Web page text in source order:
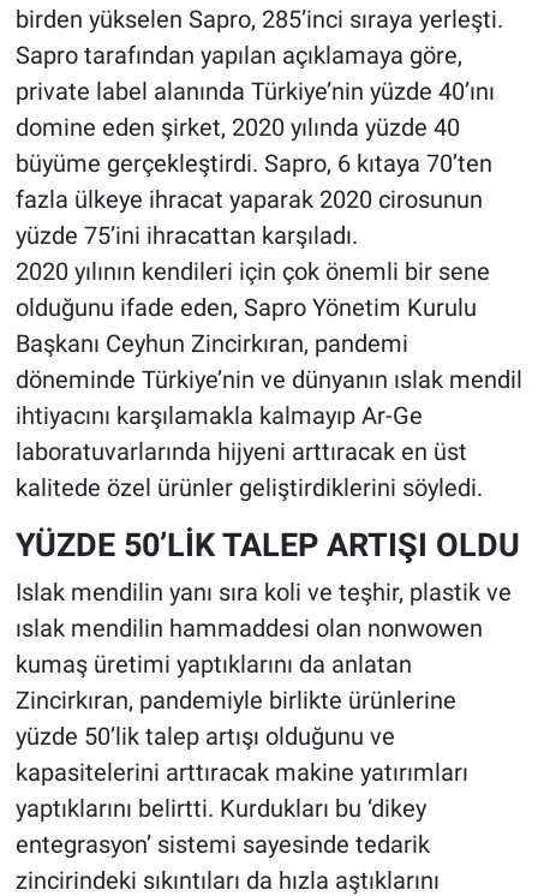
birden yükselen Sapro, 285’inci sıraya yerleşti.
Sapro tarafından yapılan açıklamaya göre,
private label alanında Türkiye’nin yüzde 40’ını
domine eden şirket, 2020 yılında yüzde 40
büyüme gerçekleştirdi. Sapro, 6 kıtaya 70’ten
fazla ülkeye ihracat yaparak 2020 cirosunun
yüzde 75’ini ihracattan karşıladı.
2020 yılının kendileri için çok önemli bir sene
olduğunu ifade eden, Sapro Yönetim Kurulu
Başkanı Ceyhun Zincirkıran, pandemi
döneminde Türkiye’nin ve dünyanın ıslak mendil
ihtiyacını karşılamakla kalmayıp Ar-Ge
laboratuvarlarında hijyeni arttıracak en üst
kalitede özel ürünler geliştirdiklerini söyledi.
YÜZDE 50’LİK TALEP ARTIŞI OLDU
Islak mendilin yanı sıra koli ve teşhir, plastik ve
ıslak mendilin hammaddesi olan nonwowen
kumaş üretimi yaptıklarını da anlatan
Zincirkıran, pandemiyle birlikte ürünlerine
yüzde 50’lik talep artışı olduğunu ve
kapasitelerini arttıracak makine yatırımları
yaptıklarını belirtti. Kurdukları bu ‘dikey
entegrasyon’ sistemi sayesinde tedarik
zincirindeki sıkıntıları da hızla aştıklarını